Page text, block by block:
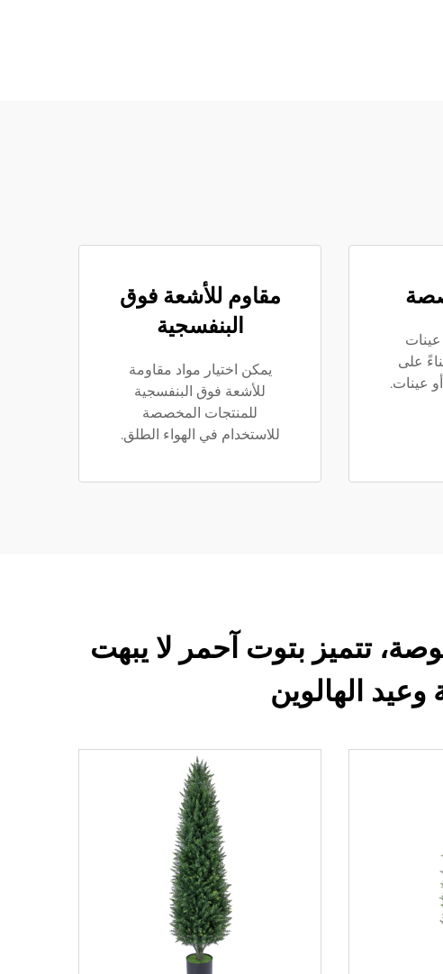
على
عينات.
مقاوم للأشعة فوق
البنفسجية
يمكن اختيار مواد مقاومة
للأشعة فوق البنفسجية
للمنتجات المخصصة
للاستخدام في الهواء الطلق.
عيد الميلاد المصنوع من البولي إيثيلين بطول 23.62 بوصة، تتميز بتوت آحمر لا يبهت
الهالوين